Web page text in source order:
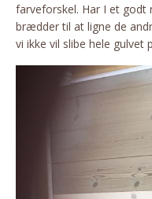
GARTNER
Beplantning
Belægning
Rengøring Af Overflader
farveforskel. Har I et godt
brædder til at ligne de
vi ikke vil slibe hele gulvet